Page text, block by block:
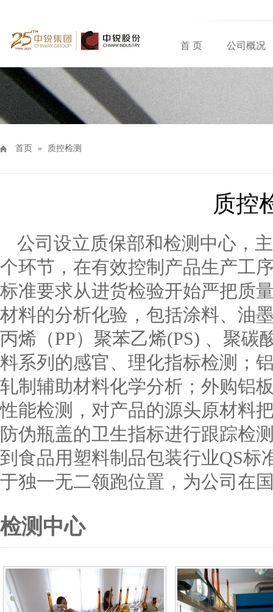
首 页 公司概况
首页 » 质控检测
质控
公司设立质保部和检测中心，
个环节，在有效控制产品生产工
标准要求从进货检验开始严把质
材料的分析化验，包括涂料、油
丙烯（PP）聚苯乙烯(PS) 、聚碳
料系列的感官、理化指标检测；
轧制辅助材料化学分析；外购铝
性能检测，对产品的源头原材料
防伪瓶盖的卫生指标进行跟踪检
到食品用塑料制品包装行业QS标
于独一无二领跑位置，为公司在
检测中心